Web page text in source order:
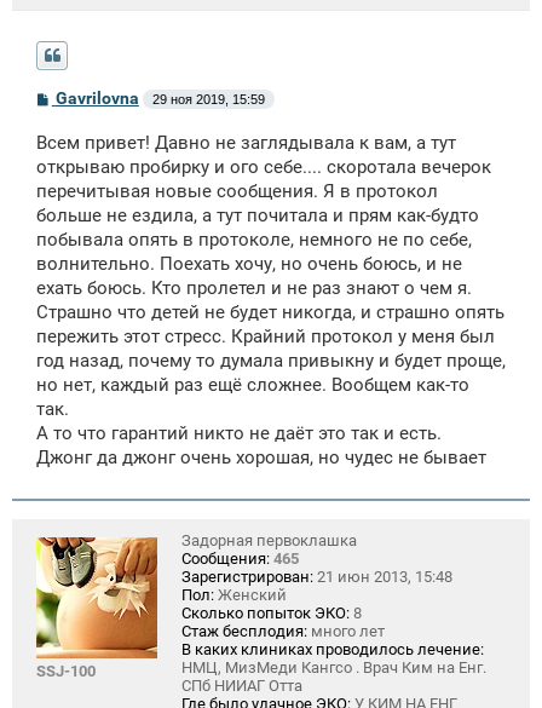
С
б
щ
н
и
Gavrilovna 29 ноя 2019, 15:59
Всем привет! Давно не заглядывала к вам, а тут
открываю пробирку и ого себе.... скоротала вечерок
перечитывая новые сообщения. Я в протокол
больше не ездила, а тут почитала и прям как-будто
побывала опять в протоколе, немного не по себе,
волнительно. Поехать хочу, но очень боюсь, и не
ехать боюсь. Кто пролетел и не раз знают о чем я.
Страшно что детей не будет никогда, и страшно опять
пережить этот стресс. Крайний протокол у меня был
год назад, почему то думала привыкну и будет проще,
но нет, каждый раз ещё сложнее. Вообщем как-то
так.
А то что гарантий никто не даёт это так и есть.
Джонг да джонг очень хорошая, но чудес не бывает
SSJ-100
Задорная первоклашка
Сообщения: 465
Зарегистрирован: 21 июн 2013, 15:48
Пол: Женский
Сколько попыток ЭКО: 8
Стаж бесплодия: много лет
В каких клиниках проводилось лечение:
НМЦ, МизМеди Кангсо . Врач Ким на Енг.
СПб НИИАГ Отта
Где было удачное ЭКО: У КИМ НА ЕНГ